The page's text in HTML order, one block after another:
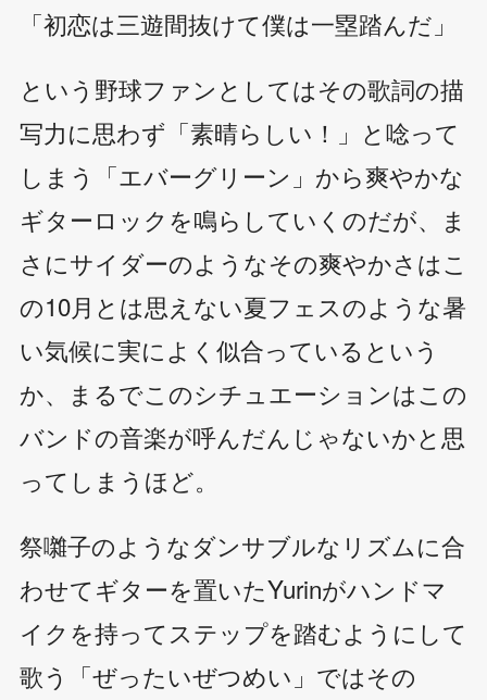
「初恋は三遊間抜けて僕は一塁踏んだ」
という野球ファンとしてはその歌詞の描
写力に思わず「素晴らしい！」と唸って
しまう「エバーグリーン」から爽やかな
ギターロックを鳴らしていくのだが、ま
さにサイダーのようなその爽やかさはこ
の10月とは思えない夏フェスのような暑
い気候に実によく似合っているという
か、まるでこのシチュエーションはこの
バンドの音楽が呼んだんじゃないかと思
ってしまうほど。
祭囃子のようなダンサブルなリズムに合
わせてギターを置いたYurinがハンドマ
イクを持ってステップを踏むようにして
歌う「ぜったいぜつめい」ではその